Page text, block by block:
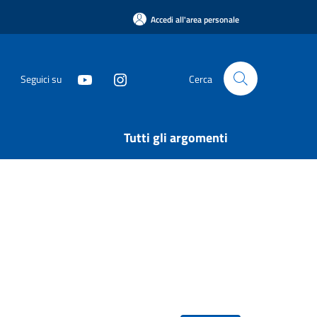
Accedi all'area personale
Seguici su Cerca
Tutti gli argomenti